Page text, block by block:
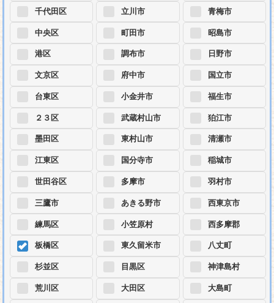
千代田区
中央区
港区
文京区
台東区
２３区
墨田区
江東区
世田谷区
三鷹市
練馬区
板橋区
杉並区
荒川区
立川市
町田市
調布市
府中市
小金井市
武蔵村山市
東村山市
国分寺市
多摩市
あきる野市
小笠原村
東久留米市
目黒区
大田区
青梅市
昭島市
日野市
国立市
福生市
狛江市
清瀬市
稲城市
羽村市
西東京市
西多摩郡
八丈町
神津島村
大島町